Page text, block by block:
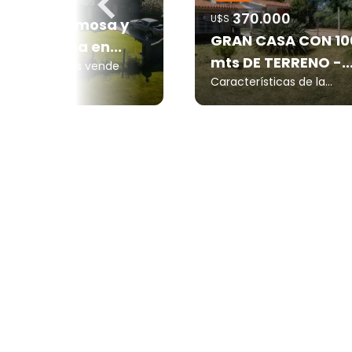
hermosa y
casa en...
Propiedades vende
U$S 370.000
GRAN CASA CON
mts DE TERRENO -
Características de la...